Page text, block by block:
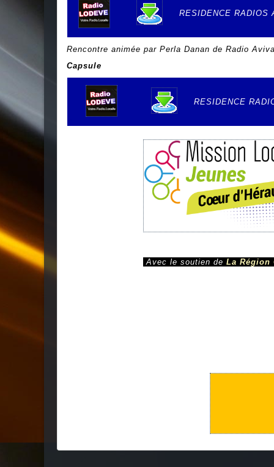
RESIDENCE RADIOS
Rencontre animée par Perla Danan de Radio
Capsule
RESIDENCE
Avec le soutien de La Région